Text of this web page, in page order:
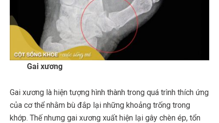
Gai xương
Gai xương là hiện tượng hình thành trong quá trình thích ứng
của cơ thể nhằm bù đắp lại những khoảng trống trong
khớp. Thế nhưng gai xương xuất hiện lại gây chèn ép, tổn